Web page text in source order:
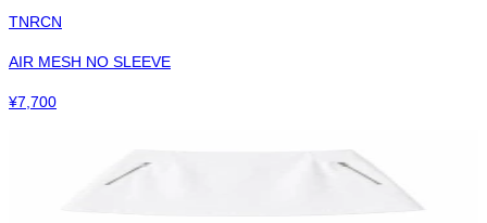
TNRCN
AIR MESH NO SLEEVE
¥7,700